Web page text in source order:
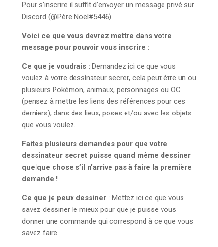
Pour s’inscrire il suffit d’envoyer un message privé sur
Discord (@Père Noël#5446).
Voici ce que vous devrez mettre dans votre
message pour pouvoir vous inscrire :
Ce que je voudrais : Demandez ici ce que vous
voulez à votre dessinateur secret, cela peut être un ou
plusieurs Pokémon, animaux, personnages ou OC
(pensez à mettre les liens des références pour ces
derniers), dans des lieux, poses et/ou avec les objets
que vous voulez.
Faites plusieurs demandes pour que votre
dessinateur secret puisse quand même dessiner
quelque chose s’il n’arrive pas à faire la première
demande !
Ce que je peux dessiner : Mettez ici ce que vous
savez dessiner le mieux pour que je puisse vous
donner une commande qui correspond à ce que vous
savez faire.